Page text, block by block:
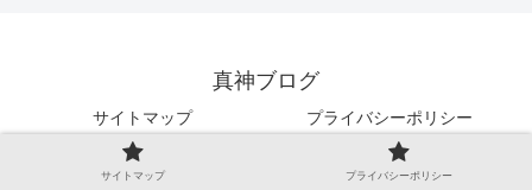
真神ブログ
サイトマップ プライバシーポリシー
Copyright © 2019-2026 真神ブログ All Rights Reserved.
サイトマップ プライバシーポリシー